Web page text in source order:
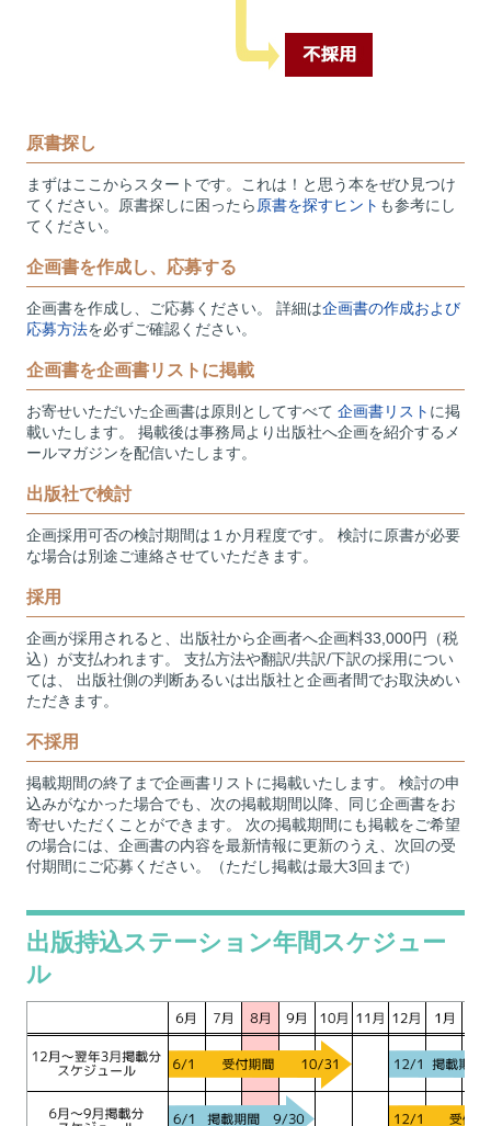
原書探し
まずはここからスタートです。これは！と思う本をぜひ見つけ
てください。原書探しに困ったら 原書を探すヒント も参考にし
てください。
企画書を作成し、応募する
企画書を作成し、ご応募ください。 詳細は企画書の作成および
応募方法を必ずご確認ください。
企画書を企画書リストに掲載
お寄せいただいた企画書は原則としてすべて 企画書リスト に掲
載いたします。 掲載後は事務局より出版社へ企画を紹介するメ
ールマガジンを配信いたします。
出版社で検討
企画採用可否の検討期間は１か月程度です。 検討に原書が必要
な場合は別途ご連絡させていただきます。
採用
企画が採用されると、出版社から企画者へ企画料33,000円（税
込）が支払われます。 支払方法や翻訳/共訳/下訳の採用につい
ては、 出版社側の判断あるいは出版社と企画者間でお取決めい
ただきます。
不採用
掲載期間の終了まで企画書リストに掲載いたします。 検討の申
込みがなかった場合でも、次の掲載期間以降、同じ企画書をお
寄せいただくことができます。 次の掲載期間にも掲載をご希望
の場合には、企画書の内容を最新情報に更新のうえ、次回の受
付期間にご応募ください。（ただし掲載は最大3回まで）
出版持込ステーション年間スケジュー
ル